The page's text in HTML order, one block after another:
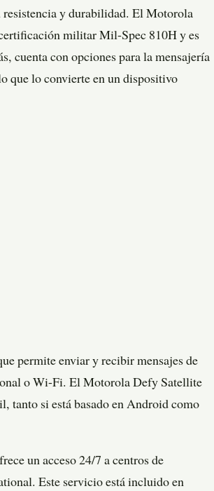
y durabilidad. El Motorola
militar Mil-Spec 810H y es
cuenta con opciones para la mensajería
que lo convierte en un dispositivo
permite enviar y recibir mensajes de
o Wi-Fi. El Motorola Defy Satellite
tanto si está basado en Android como
un acceso 24/7 a centros de
Este servicio está incluido en